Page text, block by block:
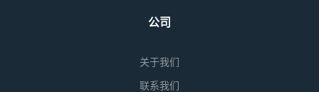
公司
关于我们
联系我们